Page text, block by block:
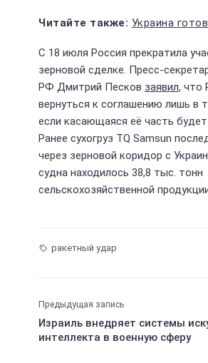
Украина готова рассмотреть переговоры с
С 18 июля Россия прекратила
зерновой сделке. Пресс-
РФ Дмитрий Песков заявил, что
вернуться к соглашению лишь в
если касающаяся её часть
Ранее сухогруз TQ Samsun
через зерновой коридор с
судна находилось 38,8 тыс. тонн
сельскохозяйственной
ракетный удар
Предыдущая запись
Израиль внедряет системы
интеллекта в военную сферу